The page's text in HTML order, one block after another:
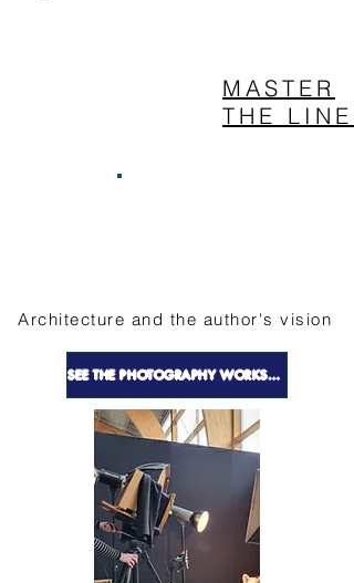
MASTER
THE
Architecture and the author's vision
SEE THE PHOTOGRAPHY WORKSHOPS